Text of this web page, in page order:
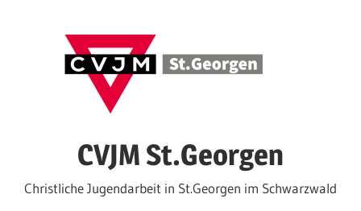
CVJM St.Georgen
Christliche Jugendarbeit in St.Georgen im Schwarzwald